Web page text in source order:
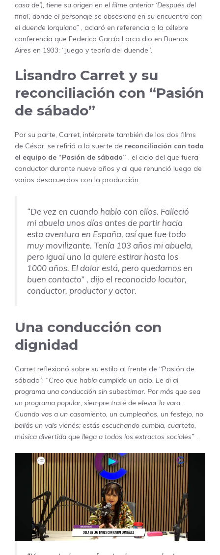
casa de’), tiene su origen en el filme anterior ‘Después del
final’, donde el personaje se obsesiona en su encuentro con
el duende lorquiano” , aclaró en referencia a la célebre
conferencia que Federico García Lorca dio en Buenos
Aires en 1933: “Juego y teoría del duende”.
Lisandro Carret y su
reconciliación con “Pasión
de sábado”
Por su parte, Carret, intérprete también de los dos films
de César, se refirió a la suerte de reconciliación con todo
el equipo de “Pasión de sábado” , el ciclo del que fuera
conductor durante nueve años y al que renunció luego de
varios desacuerdos con la producción.
“De vez en cuando hablo con ellos. Falleció
mi abuela unos días antes de partir hacia
esta aventura en España, así que fue todo
muy movilizante. Tenía 103 años mi abuela,
pero igual uno la quiere estirar hasta los
1000 años. El dolor está, pero quedamos en
buen contacto” , dijo el reconocido locutor,
conductor, productor y actor.
Una conducción con
dignidad
Carret reflexionó sobre su estilo al frente de “Pasión de
sábado”: “Creo que había cumplido un ciclo. Le di al
programa una conducción sin subestimar. Por más que sea
un programa popular, siempre traté de elevar la vara.
Cuando vas a un casamiento, un cumpleaños, un festejo, no
bailás un vals vienés; estás escuchando cumbia, cuarteto,
música divertida que llega a todos los extractos sociales” .